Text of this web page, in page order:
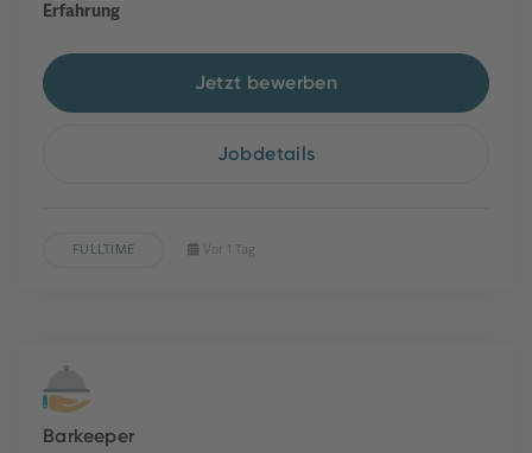
Erfahrung
Jetzt bewerben
Jobdetails
FULLTIME Vor 1 Tag
Barkeeper